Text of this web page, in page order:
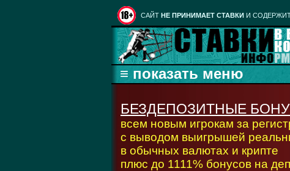
CАЙТ НЕ ПРИНИМАЕТ СТАВКИ И
БЕЗДЕПОЗИТНЫЕ
всем новым игрокам за
с выводом выигрышей
в обычных валютах и крипте
плюс до 1111% бонусов на